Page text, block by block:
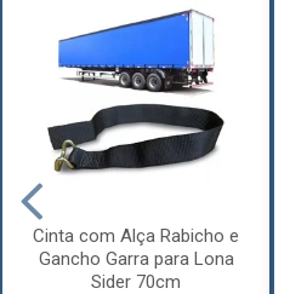
Cinta com Alça Rabicho e
Gancho Garra para Lona
Sider 70cm